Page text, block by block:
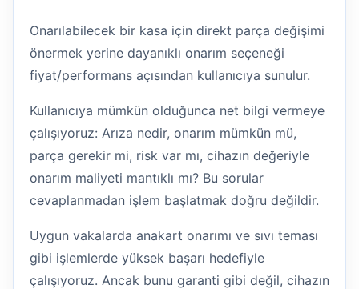
Onarılabilecek bir kasa için direkt parça değişimi
önermek yerine dayanıklı onarım seçeneği
fiyat/performans açısından kullanıcıya sunulur.
Kullanıcıya mümkün olduğunca net bilgi vermeye
çalışıyoruz: Arıza nedir, onarım mümkün mü,
parça gerekir mi, risk var mı, cihazın değeriyle
onarım maliyeti mantıklı mı? Bu sorular
cevaplanmadan işlem başlatmak doğru değildir.
Uygun vakalarda anakart onarımı ve sıvı teması
gibi işlemlerde yüksek başarı hedefiyle
çalışıyoruz. Ancak bunu garanti gibi değil, cihazın